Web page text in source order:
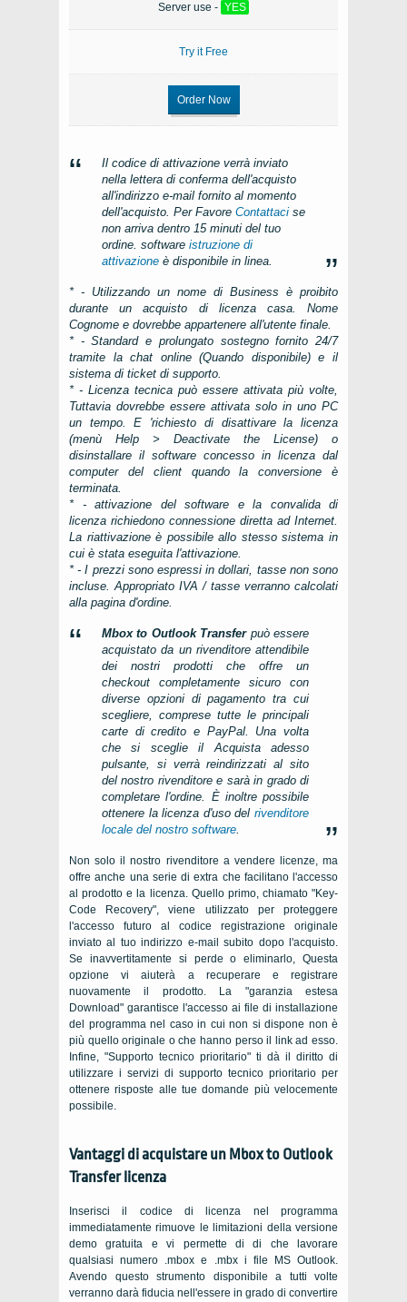
Server use - YES
Try it Free
Order Now
Il codice di attivazione verrà inviato
nella lettera di conferma dell'acquisto
all'indirizzo e-mail fornito al momento
dell'acquisto. Per Favore Contattaci se
non arriva dentro 15 minuti del tuo
ordine. software istruzione di
attivazione è disponibile in linea.
* - Utilizzando un nome di Business è proibito
durante un acquisto di licenza casa. Nome
Cognome e dovrebbe appartenere all'utente finale.
* - Standard e prolungato sostegno fornito 24/7
tramite la chat online (Quando disponibile) e il
sistema di ticket di supporto.
* - Licenza tecnica può essere attivata più volte,
Tuttavia dovrebbe essere attivata solo in uno PC
un tempo. E 'richiesto di disattivare la licenza
(menù Help > Deactivate the License) o
disinstallare il software concesso in licenza dal
computer del client quando la conversione è
terminata.
* - attivazione del software e la convalida di
licenza richiedono connessione diretta ad Internet.
La riattivazione è possibile allo stesso sistema in
cui è stata eseguita l'attivazione.
* - I prezzi sono espressi in dollari, tasse non sono
incluse. Appropriato IVA / tasse verranno calcolati
alla pagina d'ordine.
Mbox to Outlook Transferpuò essere
acquistato da un rivenditore attendibile
dei nostri prodotti che offre un
checkout completamente sicuro con
diverse opzioni di pagamento tra cui
scegliere, comprese tutte le principali
carte di credito e PayPal. Una volta
che si sceglie ilAcquista adesso
pulsante, si verrà reindirizzati al sito
del nostro rivenditore e sarà in grado di
completare l'ordine. È inoltre possibile
ottenere la licenza d'uso del rivenditore
locale del nostro software.
Non solo il nostro rivenditore a vendere licenze, ma
offre anche una serie di extra che facilitano l'accesso
al prodotto e la licenza. Quello primo, chiamato "Key-
Code Recovery", viene utilizzato per proteggere
l'accesso futuro al codice registrazione originale
inviato al tuo indirizzo e-mail subito dopo l'acquisto.
Se inavvertitamente si perde o eliminarlo, Questa
opzione vi aiuterà a recuperare e registrare
nuovamente il prodotto. La "garanzia estesa
Download" garantisce l'accesso ai file di installazione
del programma nel caso in cui non si dispone non è
più quello originale o che hanno perso il link ad esso.
Infine, "Supporto tecnico prioritario" ti dà il diritto di
utilizzare i servizi di supporto tecnico prioritario per
ottenere risposte alle tue domande più velocemente
possibile.
Vantaggi di acquistare un Mbox to Outlook
Transferlicenza
Inserisci il codice di licenza nel programma
immediatamente rimuove le limitazioni della versione
demo gratuita e vi permette di di che lavorare
qualsiasi numero .mbox e .mbxi file MS Outlook.
Avendo questo strumento disponibile a tutti volte
verranno darà fiducia nell'essere in grado di convertire